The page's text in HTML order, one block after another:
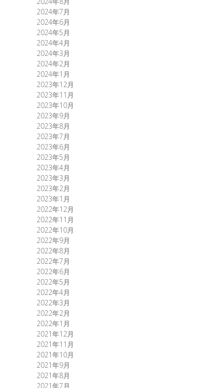
2024年7月
2024年6月
2024年5月
2024年4月
2024年3月
2024年2月
2024年1月
2023年12月
2023年11月
2023年10月
2023年9月
2023年8月
2023年7月
2023年6月
2023年5月
2023年4月
2023年3月
2023年2月
2023年1月
2022年12月
2022年11月
2022年10月
2022年9月
2022年8月
2022年7月
2022年6月
2022年5月
2022年4月
2022年3月
2022年2月
2022年1月
2021年12月
2021年11月
2021年10月
2021年9月
2021年8月
2021年7月